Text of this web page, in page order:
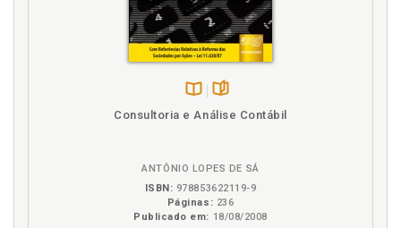
Justificativas e contribuições do estudo, p. 21
Legislação. Regras e legislações aplicadas a
Disponível
páginas
Consultoria e Análise Contábil
ANTÔNIO LOPES DE SÁ
ISBN: 978853622119-9
Páginas: 236
Publicado em: 18/08/2008